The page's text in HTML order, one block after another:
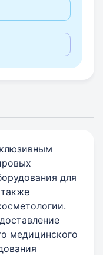
для
медицинского